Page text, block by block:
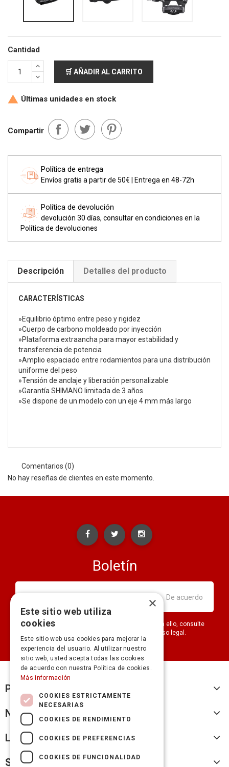
Cantidad
🛒 AÑADIR AL CARRITO
 Últimas unidades en stock
Compartir
Política de entrega
Envíos gratis a partir de 50€ | Entrega en 48-72h
Política de devolución
devolución 30 días, consultar en condiciones en la
Política de devoluciones
Descripción Detalles del producto
CARACTERÍSTICAS
»Equilibrio óptimo entre peso y rigidez
»Cuerpo de carbono moldeado por inyección
»Plataforma extraancha para mayor estabilidad y
transferencia de potencia
»Amplio espaciado entre rodamientos para una distribución
uniforme del peso
»Tensión de anclaje y liberación personalizable
»Garantía SHIMANO limitada de 3 años
»Se dispone de un modelo con un eje 4 mm más largo
Comentarios (0)
No hay reseñas de clientes en este momento.
Boletín
Puede darse de baja en cualquier momento. Para ello, consulte
nuestra información de contacto en el aviso legal.
Productos
Nuestra empresa
Legal
Su cuenta
×
Este sitio web utiliza
cookies
Este sitio web usa cookies para mejorar la
experiencia del usuario. Al utilizar nuestro
sitio web, usted acepta todas las cookies
de acuerdo con nuestra Política de cookies.
Más información
COOKIES ESTRICTAMENTE
NECESARIAS
COOKIES DE RENDIMIENTO
COOKIES DE PREFERENCIAS
COOKIES DE FUNCIONALIDAD